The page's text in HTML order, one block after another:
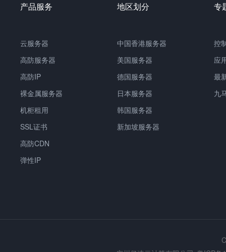
产品服务
云服务器
高防服务器
高防IP
裸金属服务器
机柜租用
SSL证书
高防CDN
弹性IP
地区划分
中国香港服务器
美国服务器
德国服务器
日本服务器
韩国服务器
新加坡服务器
专
控
应
最
九